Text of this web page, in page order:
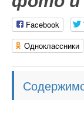
Facebook
Одноклассники